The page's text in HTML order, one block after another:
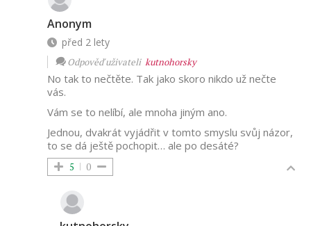
Anonym
před 2 lety
Odpověď uživateli kutnohorsky
No tak to nečtěte. Tak jako skoro nikdo už nečte
vás.
Vám se to nelíbí, ale mnoha jiným ano.
Jednou, dvakrát vyjádřit v tomto smyslu svůj názor,
to se dá ještě pochopit… ale po desáté?
5 0